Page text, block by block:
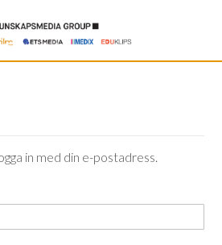
in med din e-postadress.